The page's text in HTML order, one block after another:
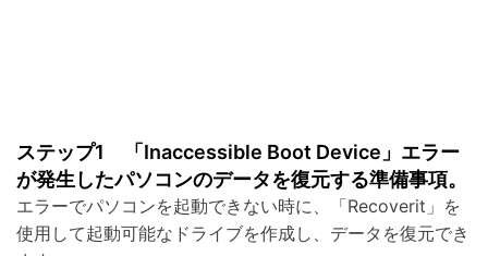
ステップ1 「Inaccessible Boot Device」エラー
が発生したパソコンのデータを復元する準備事項。
エラーでパソコンを起動できない時に、「Recoverit」を
使用して起動可能なドライブを作成し、データを復元でき